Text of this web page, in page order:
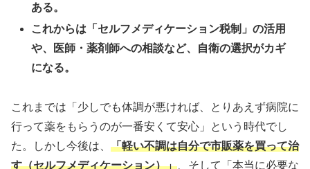
ある。
これからは「セルフメディケーション税制」の活用
や、医師・薬剤師への相談など、自衛の選択がカギ
になる。
これまでは「少しでも体調が悪ければ、とりあえず病院に
行って薬をもらうのが一番安くて安心」という時代でし
た。しかし今後は、 「軽い不調は自分で市販薬を買って治
す（セルフメディケーション）」 、そして「本当に必要な